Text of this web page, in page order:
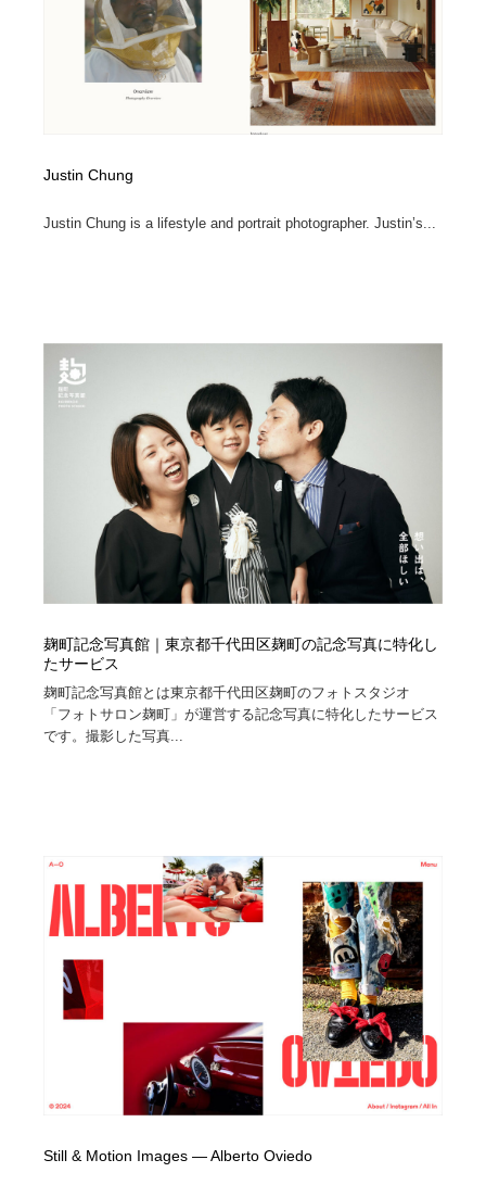
Justin Chung
Justin Chung is a lifestyle and portrait photographer. Justin’s...
麹町記念写真館｜東京都千代田区麹町の記念写真に特化し
たサービス
麹町記念写真館とは東京都千代田区麹町のフォトスタジオ
「フォトサロン麹町」が運営する記念写真に特化したサービス
です。撮影した写真...
Still & Motion Images — Alberto Oviedo